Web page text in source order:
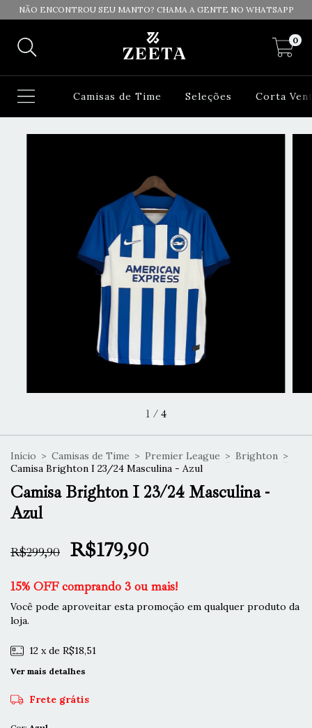
NÃO ENCONTROU SEU MANTO? CHAMA A GENTE NO WHATSAPP
0
Camisas de Time Seleções Corta
1 / 4
Início > Camisas de Time > Premier League > Brighton >
Camisa Brighton I 23/24 Masculina - Azul
Camisa Brighton I 23/24 Masculina -
Azul
R$299,90 R$179,90
15% OFF comprando 3 ou mais!
Você pode aproveitar esta promoção em qualquer produto da
loja.
12 x de R$18,51
Ver mais detalhes
Frete grátis